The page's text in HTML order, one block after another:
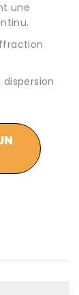
une
dispersion